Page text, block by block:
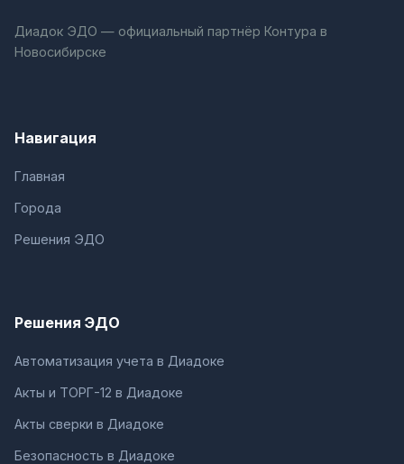
Диадок ЭДО — официальный партнёр Контура в
Новосибирске
Навигация
Главная
Города
Решения ЭДО
Решения ЭДО
Автоматизация учета в Диадоке
Акты и ТОРГ-12 в Диадоке
Акты сверки в Диадоке
Безопасность в Диадоке